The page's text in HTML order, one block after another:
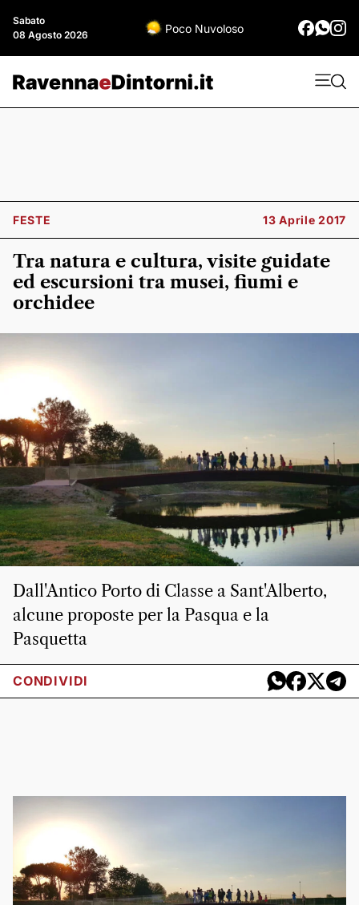
Sabato
08 Agosto 2026
Poco Nuvoloso
FESTE 13 Aprile 2017
Tra natura e cultura, visite guidate
ed escursioni tra musei, fiumi e
orchidee
Dall'Antico Porto di Classe a Sant'Alberto,
alcune proposte per la Pasqua e la
Pasquetta
CONDIVIDI